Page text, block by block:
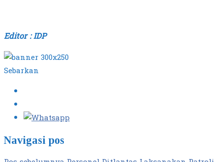
Editor : IDP
Sebarkan
Navigasi pos